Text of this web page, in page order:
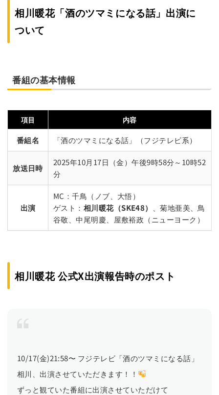
相川暖花「酒のツマミになる話」出演に
ついて
番組の基本情報
項目
内容
番組名
「酒のツマミになる話」（フジテレビ系）
放送日時
2025年10月17日（金）午後9時58分～10時52
分
出演
MC：千鳥（ノブ、大悟）
ゲスト： 相川暖花（SKE48）
、菊地亜美、鳥
谷敬、中尾明慶、屋敷裕政（ニューヨーク）
相川暖花 公式X出演報告時のポスト
10/17(金)21:58〜 フジテレビ「酒のツマミになる話」
相川、出演させていただきます！！
ずっと観ていた番組に出演させていただけて